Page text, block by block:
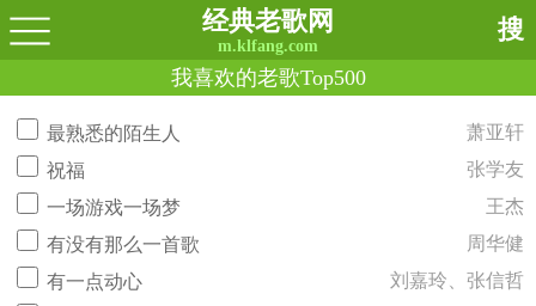
经典老歌网
m.klfang.com
搜
我喜欢的老歌Top500
最熟悉的陌生人
萧亚轩
祝福
张学友
一场游戏一场梦
王杰
有没有那么一首歌
周华健
有一点动心
刘嘉玲、张信哲